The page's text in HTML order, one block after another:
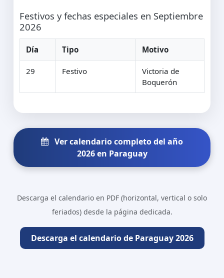
Festivos y fechas especiales en Septiembre
2026
Día Tipo Motivo
29 Festivo
Victoria de
Boquerón
Ver calendario completo del año
2026 en Paraguay
Descarga el calendario en PDF (horizontal, vertical o solo
feriados) desde la página dedicada.
Descarga el calendario de Paraguay 2026